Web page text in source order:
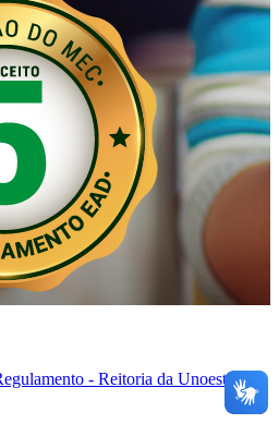
- Reitoria da Unoeste